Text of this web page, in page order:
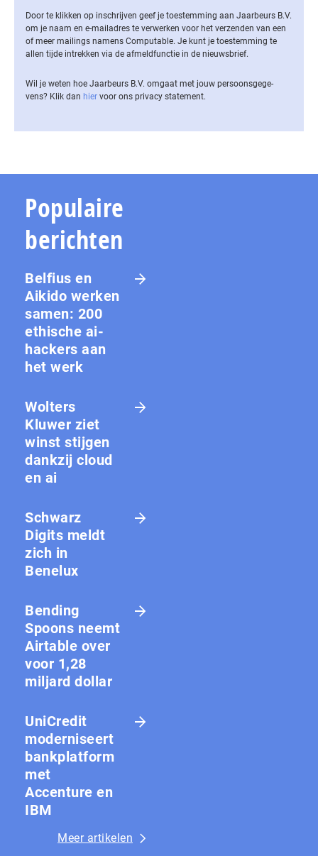
Door te klikken op inschrijven geef je toestemming aan Jaarbeurs B.V.
om je naam en e-mailadres te verwerken voor het verzenden van een
of meer mailings namens Computable. Je kunt je toestemming te
allen tijde intrekken via de af­meld­func­tie in de nieuwsbrief.
Wil je weten hoe Jaarbeurs B.V. omgaat met jouw per­soons­ge­ge­
vens? Klik dan hier voor ons privacy statement.
Populaire
berichten
Belfius en
Aikido werken
samen: 200
ethische ai-
hackers aan
het werk
Wolters
Kluwer ziet
winst stijgen
dankzij cloud
en ai
Schwarz
Digits meldt
zich in
Benelux
Bending
Spoons neemt
Airtable over
voor 1,28
miljard dollar
UniCredit
moderniseert
bankplatform
met
Accenture en
IBM
Meer artikelen